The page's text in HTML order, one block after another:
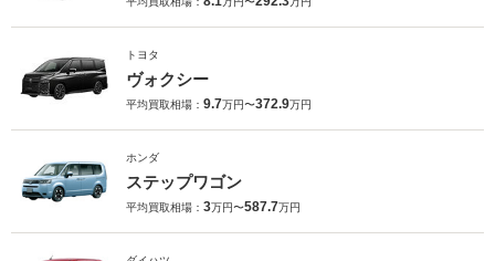
トヨタ
ヴォクシー
平均買取相場： 9.7万円〜372.9万円
ホンダ
ステップワゴン
平均買取相場： 3万円〜587.7万円